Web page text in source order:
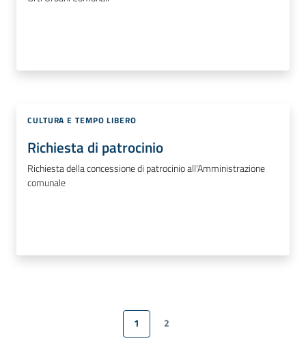
CULTURA E TEMPO LIBERO
Richiesta di patrocinio
Richiesta della concessione di patrocinio all'Amministrazione
comunale
Pagina precedente
Pagina
1 Pagina
2